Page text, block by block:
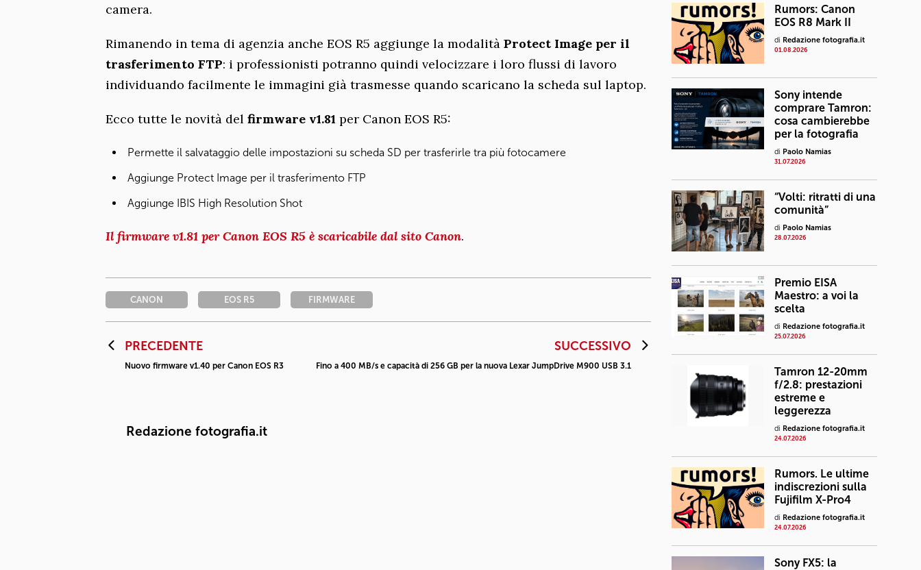
camera.
Rimanendo in tema di agenzia anche EOS R5 aggiunge la modalità Protect Image per il
trasferimento FTP: i professionisti potranno quindi velocizzare i loro flussi di lavoro
individuando facilmente le immagini già trasmesse quando scaricano la scheda sul laptop.
Ecco tutte le novità del firmware v1.81 per Canon EOS R5:
Permette il salvataggio delle impostazioni su scheda SD per trasferirle tra più fotocamere
Aggiunge Protect Image per il trasferimento FTP
Aggiunge IBIS High Resolution Shot
Il firmware v1.81 per Canon EOS R5 è scaricabile dal sito Canon.
CANON EOS R5 FIRMWARE
PRECEDENTE
Nuovo firmware v1.40 per Canon EOS R3
SUCCESSIVO
Fino a 400 MB/s e capacità di 256 GB per la nuova Lexar JumpDrive M900 USB 3.1
Redazione fotografia.it
Rumors: Canon
EOS R8 Mark II
di Redazione fotografia.it
01.08.2026
Sony intende
comprare Tamron:
cosa cambierebbe
per la fotografia
di Paolo Namias
31.07.2026
“Volti: ritratti di una
comunità”
di Paolo Namias
28.07.2026
Premio EISA
Maestro: a voi la
scelta
di Redazione fotografia.it
25.07.2026
Tamron 12-20mm
f/2.8: prestazioni
estreme e
leggerezza
di Redazione fotografia.it
24.07.2026
Rumors. Le ultime
indiscrezioni sulla
Fujifilm X-Pro4
di Redazione fotografia.it
24.07.2026
Sony FX5: la